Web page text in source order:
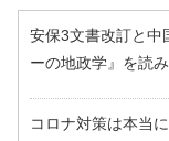
安保3文書改訂と中
ーの地政学』を読
コロナ対策は本当